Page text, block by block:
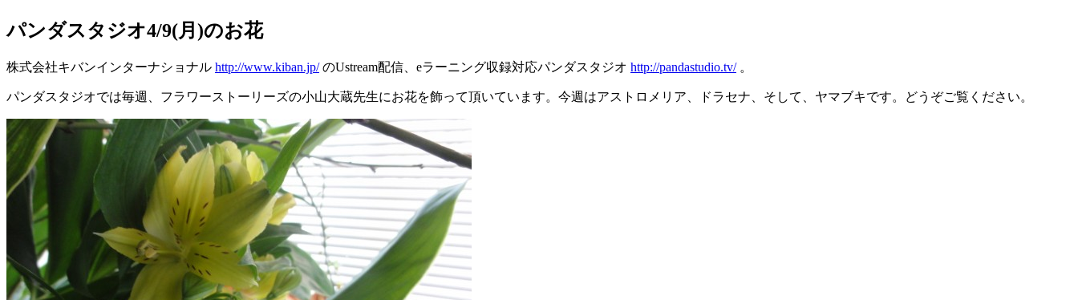
パンダスタジオ4/9(月)のお花
株式会社キバンインターナショナル http://www.kiban.jp/のUstream配信、eラーニング収録対応パンダスタジオ http://pandastudio.tv/。
パンダスタジオでは毎週、フラワーストーリーズの小山大蔵先生にお花を飾って頂いています。今週はアストロメリア、ドラセナ、そして、ヤマブキです。どうぞご覧ください。